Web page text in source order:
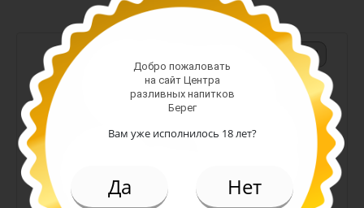
+
Арт. 10990
темное
Алк: 5%
Плотность: 11.6%
186.00 руб.
Добро пожаловать
на сайт Центра
разливных напитков
Берег
Вам уже исполнилось 18 лет?
Да Нет